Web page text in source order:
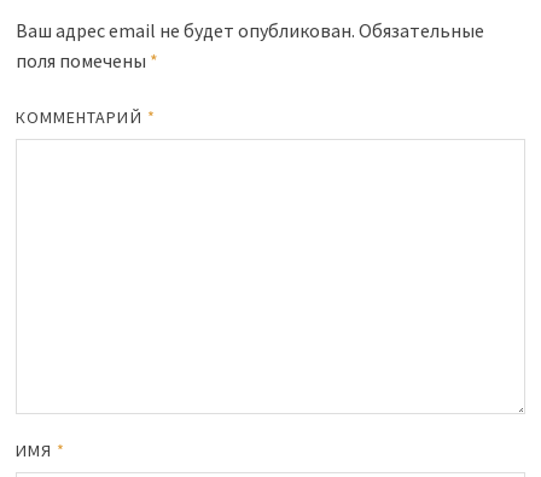
Ваш адрес email не будет опубликован. Обязательные
поля помечены *
КОММЕНТАРИЙ *
ИМЯ *